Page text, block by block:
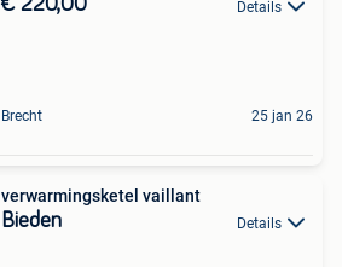
€ 220,00 Details
Brecht 25 jan 26
verwarmingsketel vaillant
Bieden Details